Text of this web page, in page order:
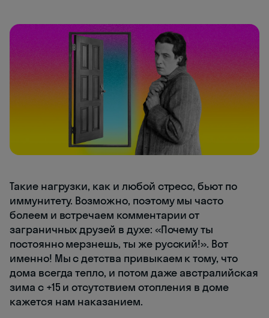
Такие нагрузки, как и любой стресс, бьют по
иммунитету. Возможно, поэтому мы часто
болеем и встречаем комментарии от
заграничных друзей в духе: «Почему ты
постоянно мерзнешь, ты же русский!». Вот
именно! Мы с детства привыкаем к тому, что
дома всегда тепло, и потом даже австралийская
зима с +15 и отсутствием отопления в доме
кажется нам наказанием.